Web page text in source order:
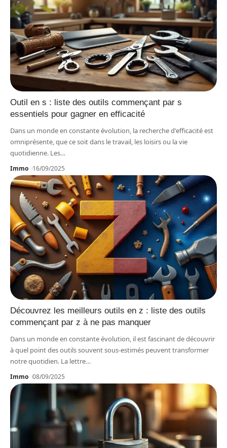
Outil en s : liste des outils commençant par s
essentiels pour gagner en efficacité
Dans un monde en constante évolution, la recherche d'efficacité est
omniprésente, que ce soit dans le travail, les loisirs ou la vie
quotidienne. Les…
Immo 16/09/2025
Découvrez les meilleurs outils en z : liste des outils
commençant par z à ne pas manquer
Dans un monde en constante évolution, il est fascinant de découvrir
à quel point des outils souvent sous-estimés peuvent transformer
notre quotidien. La lettre…
Immo 08/09/2025